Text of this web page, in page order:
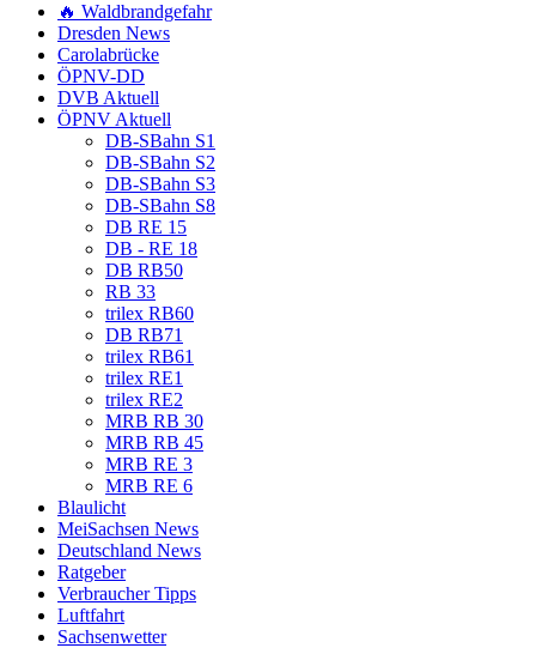
🔥 Waldbrandgefahr
Dresden News
Carolabrücke
ÖPNV-DD
DVB Aktuell
ÖPNV Aktuell
DB-SBahn S1
DB-SBahn S2
DB-SBahn S3
DB-SBahn S8
DB RE 15
DB - RE 18
DB RB50
RB 33
trilex RB60
DB RB71
trilex RB61
trilex RE1
trilex RE2
MRB RB 30
MRB RB 45
MRB RE 3
MRB RE 6
Blaulicht
MeiSachsen News
Deutschland News
Ratgeber
Verbraucher Tipps
Luftfahrt
Sachsenwetter